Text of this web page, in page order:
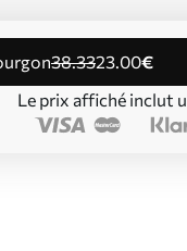
38.3323.00€
Le prix affiché inclut